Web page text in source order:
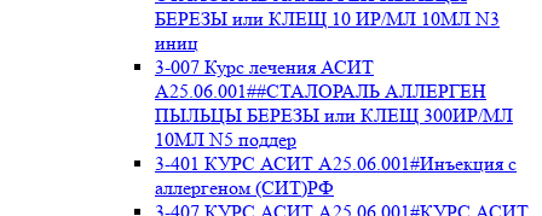
БЕРЕЗЫ или КЛЕЩ 10 ИР/МЛ 10МЛ N3
иниц
3-007 Курс лечения АСИТ
А25.06.001##СТАЛОРАЛЬ АЛЛЕРГЕН
ПЫЛЬЦЫ БЕРЕЗЫ или КЛЕЩ 300ИР/МЛ
10МЛ N5 поддер
3-401 КУРС АСИТ А25.06.001#Инъекция с
аллергеном (СИТ)РФ